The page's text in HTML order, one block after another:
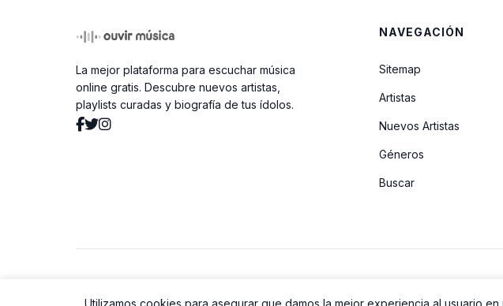
La mejor plataforma para escuchar música
online gratis. Descubre nuevos artistas,
playlists curadas y biografía de tus ídolos.
NAVEGACIÓN
Sitemap
Artistas
Nuevos Artistas
Géneros
Buscar
Utilizamos cookies para asegurar que damos la mejor experiencia al usuario